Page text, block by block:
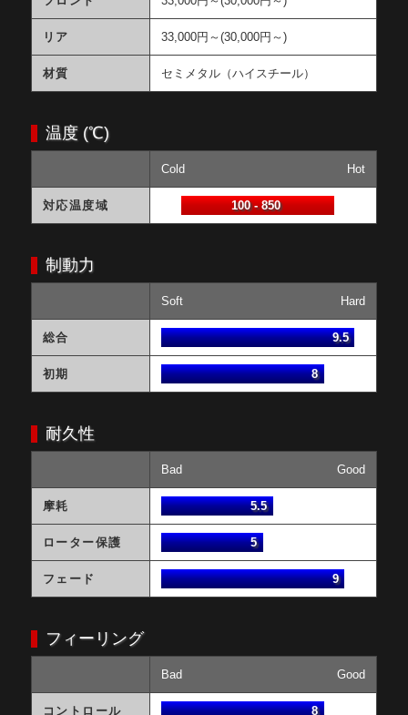
リア 33,000円～(30,000円～)
材質 セミメタル（ハイスチール）
温度 (℃)
Cold Hot
対応温度域 100 - 850
制動力
Soft Hard
総合 9.5
初期 8
耐久性
Bad Good
摩耗 5.5
ローター保護 5
フェード 9
フィーリング
Bad Good
コントロール 8